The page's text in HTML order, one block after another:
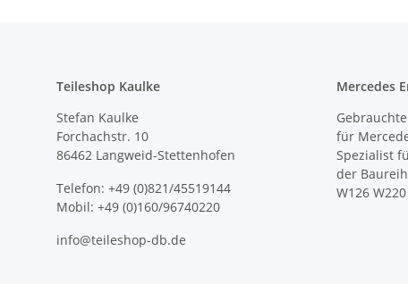
Teileshop Kaulke
Stefan Kaulke
Forchachstr. 10
86462 Langweid-Stettenhofen
Telefon: +49 (0)821/45519144
Mobil: +49 (0)160/96740220
info@teileshop-db.de
Mercedes
für
Spezialist
der
W126